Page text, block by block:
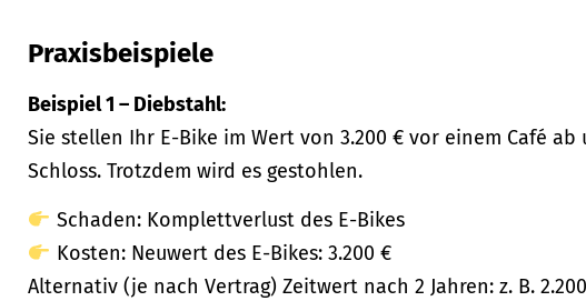
Praxisbeispiele
Beispiel 1 – Diebstahl:
Sie stellen Ihr E-Bike im Wert von 3.200 € vor einem Café
Schloss. Trotzdem wird es gestohlen.
Schaden: Komplettverlust des E-Bikes
Kosten: Neuwert des E-Bikes: 3.200 €
Alternativ (je nach Vertrag) Zeitwert nach 2 Jahren: z. B.